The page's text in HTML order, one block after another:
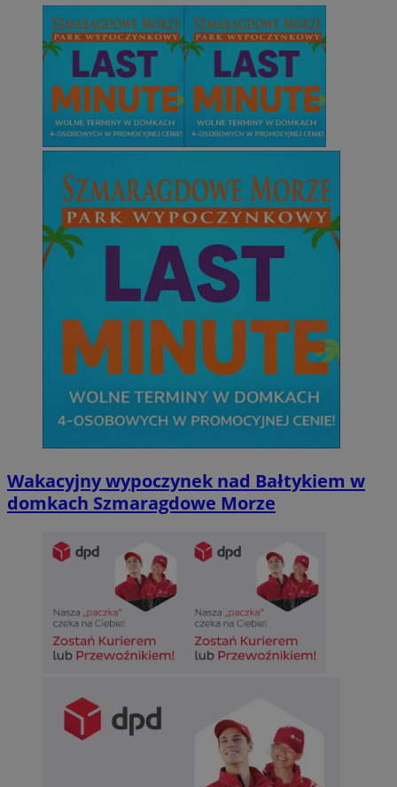
Wakacyjny wypoczynek nad Bałtykiem w
domkach Szmaragdowe Morze